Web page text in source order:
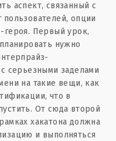
аспект, связанный с
опции
героя. Первый урок,
нужно
серьезными заделами
на такие вещи, как
что в
От сюда второй
хакатона должна
и выполняться